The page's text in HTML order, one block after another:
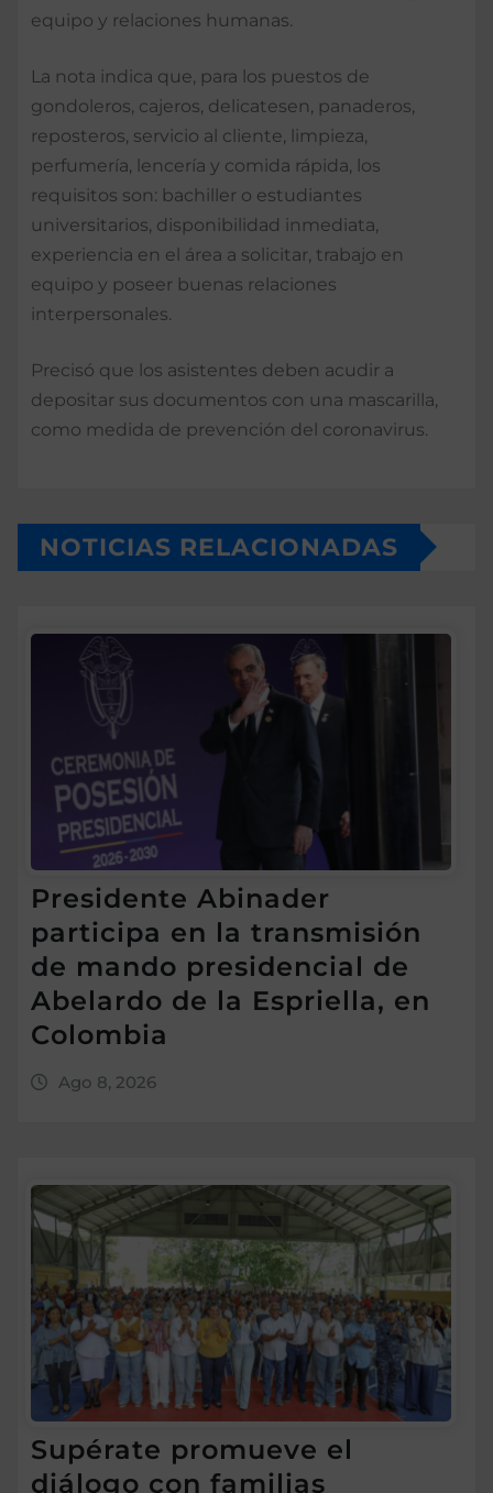
equipo y relaciones humanas.
La nota indica que, para los puestos de
gondoleros, cajeros, delicatesen, panaderos,
reposteros, servicio al cliente, limpieza,
perfumería, lencería y comida rápida, los
requisitos son: bachiller o estudiantes
universitarios, disponibilidad inmediata,
experiencia en el área a solicitar, trabajo en
equipo y poseer buenas relaciones
interpersonales.
Precisó que los asistentes deben acudir a
depositar sus documentos con una mascarilla,
como medida de prevención del coronavirus.
NOTICIAS RELACIONADAS
Presidente Abinader
participa en la transmisión
de mando presidencial de
Abelardo de la Espriella, en
Colombia
Ago 8, 2026
Supérate promueve el
diálogo con familias